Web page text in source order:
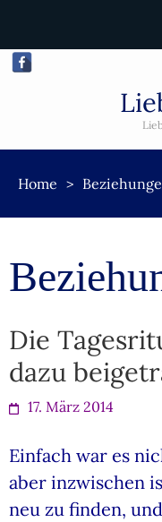
Home >
Die
dazu
17. März 2014
Einfach war es
aber inzwischen
neu zu finden,